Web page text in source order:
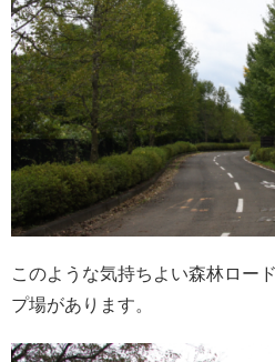
このような気持ちよい森林ロー
プ場があります。